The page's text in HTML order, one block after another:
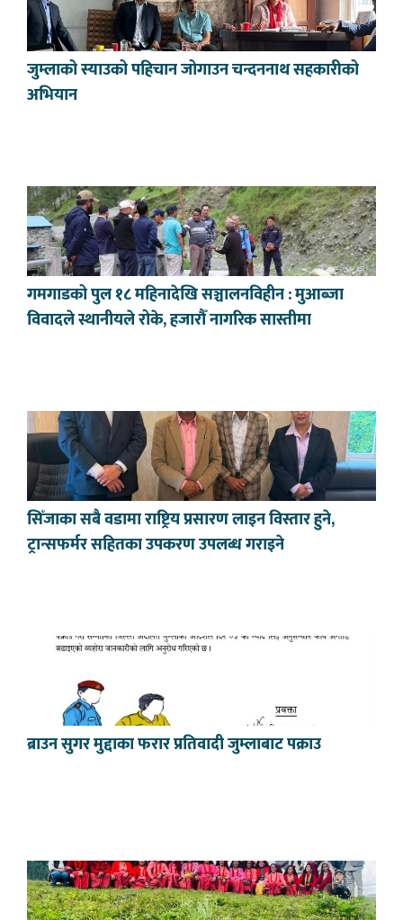
जुम्लाको स्याउको पहिचान जोगाउन चन्दननाथ सहकारीको
अभियान
गमगाडको पुल १८ महिनादेखि सञ्चालनविहीन : मुआब्जा
विवादले स्थानीयले रोके, हजारौँ नागरिक सास्तीमा
सिँजाका सबै वडामा राष्ट्रिय प्रसारण लाइन विस्तार हुने,
ट्रान्सफर्मर सहितका उपकरण उपलब्ध गराइने
ब्राउन सुगर मुद्दाका फरार प्रतिवादी जुम्लाबाट पक्राउ